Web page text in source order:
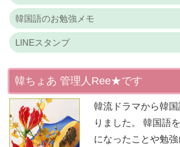
韓国語のお勉強メモ
LINEスタンプ
韓ちょあ 管理人Ree★です
韓流ドラマから韓
りました。 韓国語
になったことや勉